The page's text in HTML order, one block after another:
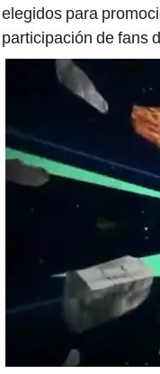
elegidos para
participación de fans